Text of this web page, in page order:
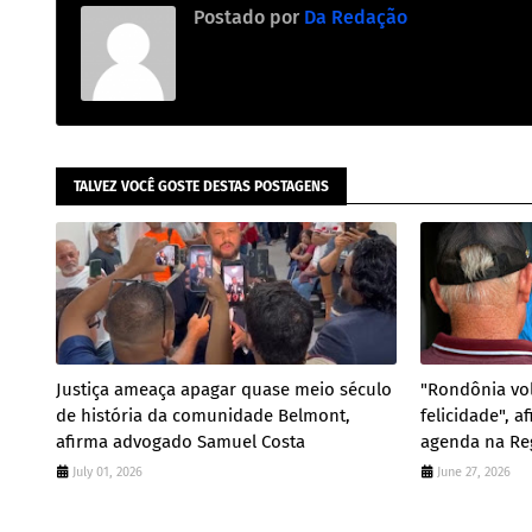
Postado por Da Redação
TALVEZ VOCÊ GOSTE DESTAS POSTAGENS
Justiça ameaça apagar quase meio século
de história da comunidade Belmont,
afirma advogado Samuel Costa
July 01, 2026
"Rondônia
felicidade",
agenda na
June 27, 2026